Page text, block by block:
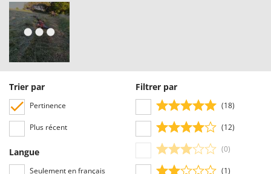
Trier par
Pertinence
Plus récent
Langue
Seulement en français
Filtrer par
(18)
(12)
(0)
(1)